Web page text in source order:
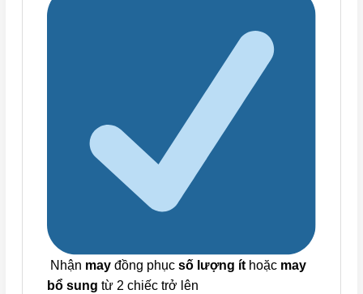
Nhận mayđồng phục số lượng íthoặc may
bổ sung từ 2 chiếc trở lên